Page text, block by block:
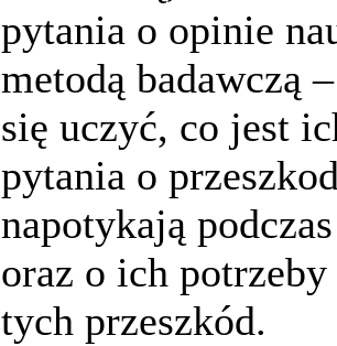
pytania o opinie
metodą badawczą
się uczyć, co jest
pytania o
napotykają
oraz o ich
tych przeszkód.